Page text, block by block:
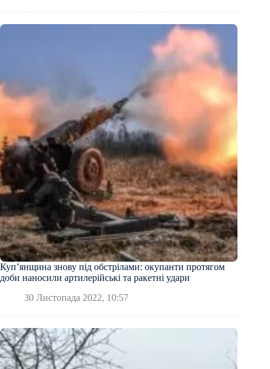
Куп’янщина знову під обстрілами: окупанти протягом
доби наносили артилерійські та ракетні удари
30 Листопада 2022, 10:57